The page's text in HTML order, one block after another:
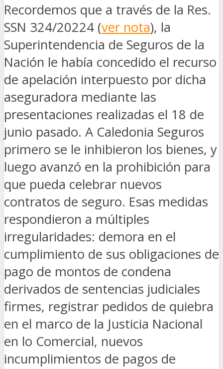
Recordemos que a través de la Res.
SSN 324/20224 (ver nota), la
Superintendencia de Seguros de la
Nación le había concedido el recurso
de apelación interpuesto por dicha
aseguradora mediante las
presentaciones realizadas el 18 de
junio pasado. A Caledonia Seguros
primero se le inhibieron los bienes, y
luego avanzó en la prohibición para
que pueda celebrar nuevos
contratos de seguro. Esas medidas
respondieron a múltiples
irregularidades: demora en el
cumplimiento de sus obligaciones de
pago de montos de condena
derivados de sentencias judiciales
firmes, registrar pedidos de quiebra
en el marco de la Justicia Nacional
en lo Comercial, nuevos
incumplimientos de pagos de